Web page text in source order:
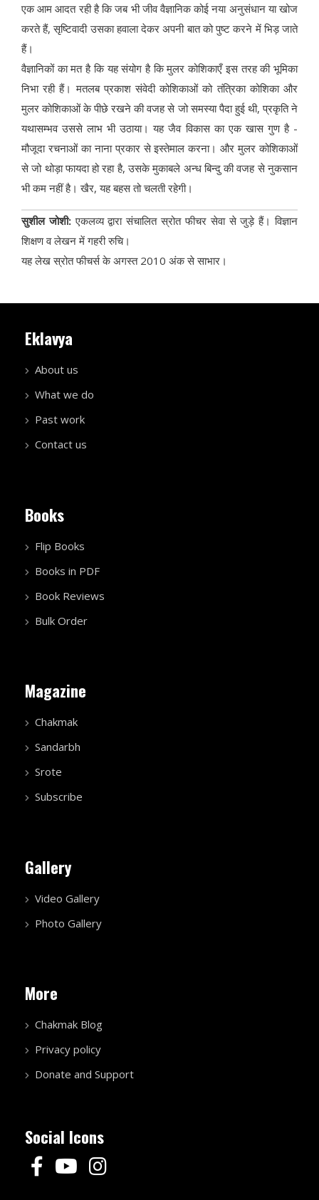
एक आम आदत रही है कि जब भी जीव वैज्ञानिक कोई नया अनुसंधान या खोज
करते हैं, सृष्टिवादी उसका हवाला देकर अपनी बात को पुष्ट करने में भिड़ जाते
हैं।
वैज्ञानिकों का मत है कि यह संयोग है कि मुलर कोशिकाएँ इस तरह की भूमिका
निभा रही हैं। मतलब प्रकाश संवेदी कोशिकाओं को तंत्रिका कोशिका और
मुलर कोशिकाओं के पीछे रखने की वजह से जो समस्या पैदा हुई थी, प्रकृति ने
यथासम्भव उससे लाभ भी उठाया। यह जैव विकास का एक खास गुण है -
मौजूदा रचनाओं का नाना प्रकार से इस्तेमाल करना। और मुलर कोशिकाओं
से जो थोड़ा फायदा हो रहा है, उसके मुकाबले अन्ध बिन्दु की वजह से नुकसान
भी कम नहीं है। खैर, यह बहस तो चलती रहेगी।
सुशील जोशी:एकलव्य द्वारा संचालित स्रोत फीचर सेवा से जुड़े हैं। विज्ञान
शिक्षण व लेखन में गहरी रुचि।
यह लेख स्रोत फीचर्स के अगस्त 2010 अंक से साभार।
Eklavya
About us
What we do
Past work
Contact us
Books
Flip Books
Books in PDF
Book Reviews
Bulk Order
Magazine
Chakmak
Sandarbh
Srote
Subscribe
Gallery
Video Gallery
Photo Gallery
More
Chakmak Blog
Privacy policy
Donate and Support
Social Icons